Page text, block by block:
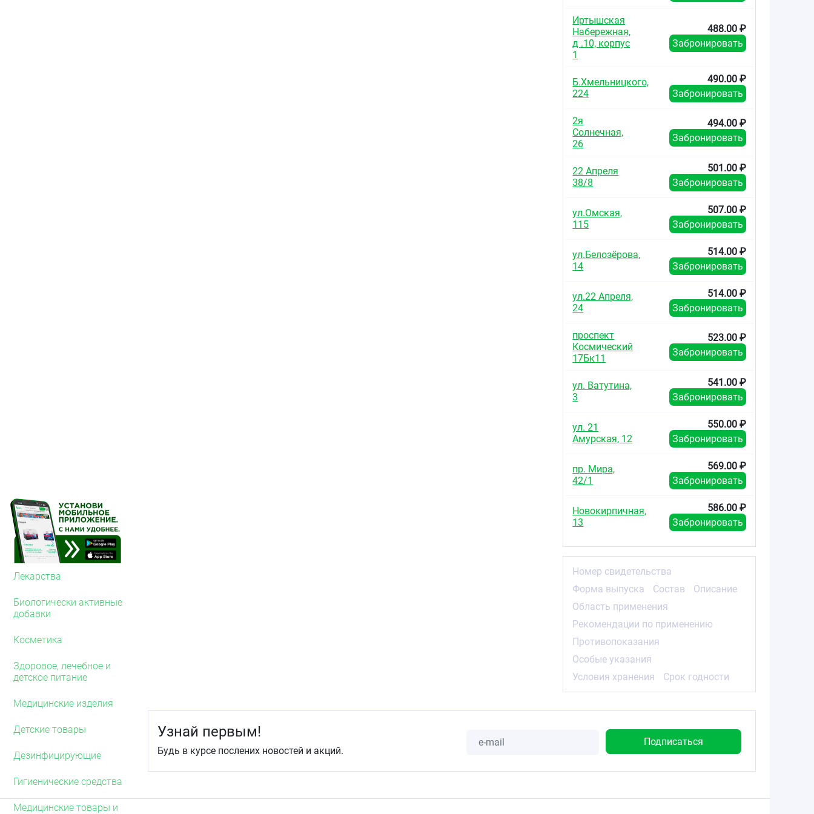
Лекарства
Биологически активные
добавки
Косметика
Здоровое, лечебное и
детское питание
Медицинские изделия
Детские товары
Дезинфицирующие
Гигиенические средства
Медицинские товары и
Иртышская
Набережная,
д .10, корпус
1
488.00 ₽
Забронировать
Б.Хмельницкого,
224
490.00 ₽
Забронировать
2я
Солнечная,
26
494.00 ₽
Забронировать
22 Апреля
38/8
501.00 ₽
Забронировать
ул.Омская,
115
507.00 ₽
Забронировать
ул.Белозёрова,
14
514.00 ₽
Забронировать
ул.22 Апреля,
24
514.00 ₽
Забронировать
проспект
Космический
17Бк11
523.00 ₽
Забронировать
ул. Ватутина,
3
541.00 ₽
Забронировать
ул. 21
Амурская, 12
550.00 ₽
Забронировать
пр. Мира,
42/1
569.00 ₽
Забронировать
Новокирпичная,
13
586.00 ₽
Забронировать
Номер свидетельства
Форма выпуска
Состав
Описание
Область применения
Рекомендации по применению
Противопоказания
Особые указания
Условия хранения
Срок годности
Узнай первым!
Будь в курсе послених новостей и акций.